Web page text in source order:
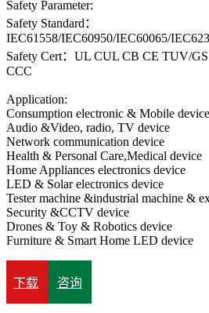
Safety Parameter:
Safety Standard：
IEC61558/IEC60950/IEC60065/
Safety Cert：UL CUL CB CE TUV/
CCC
Application:
Consumption electronic & Mobile device
Audio &Video, radio, TV device
Network communication device
Health & Personal Care,Medical device
Home Appliances electronics device
LED & Solar electronics device
Tester machine &industrial machine &
Security &CCTV device
Drones & Toy & Robotics device
Furniture & Smart Home LED device
下载 咨询